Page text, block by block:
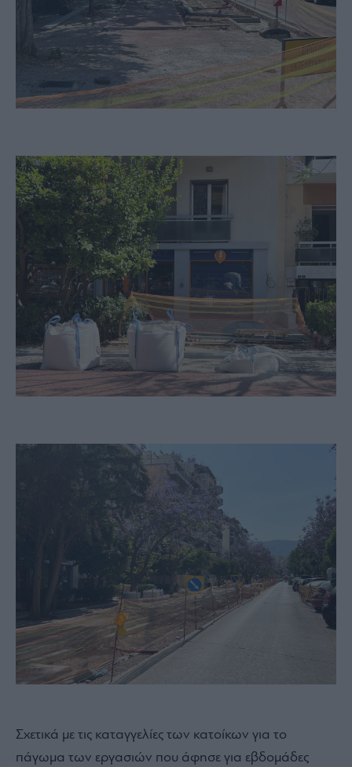
Σχετικά με τις καταγγελίες των κατοίκων για το
πάγωμα των εργασιών που άφησε για εβδομάδες